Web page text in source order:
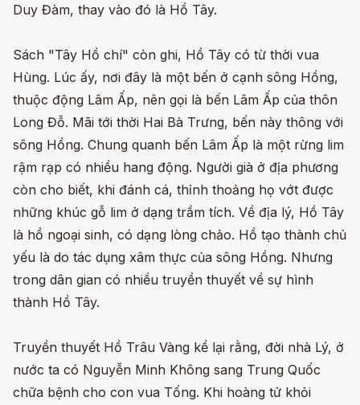
Duy Đàm, thay vào đó là Hồ Tây.
Sách "Tây Hồ chí" còn ghi, Hồ Tây có từ thời vua
Hùng. Lúc ấy, nơi đây là một bến ở cạnh sông Hồng,
thuộc động Lâm Ấp, nên gọi là bến Lâm Ấp của thôn
Long Đỗ. Mãi tới thời Hai Bà Trưng, bến này thông với
sông Hồng. Chung quanh bến Lâm Ấp là một rừng lim
rậm rạp có nhiều hang động. Người già ở địa phương
còn cho biết, khi đánh cá, thỉnh thoảng họ vớt được
những khúc gỗ lim ở dạng trầm tích. Về địa lý, Hồ Tây
là hồ ngoại sinh, có dạng lòng chảo. Hồ tạo thành chủ
yếu là do tác dụng xâm thực của sông Hồng. Nhưng
trong dân gian có nhiều truyền thuyết về sự hình
thành Hồ Tây.
Truyền thuyết Hồ Trâu Vàng kể lại rằng, đời nhà Lý, ở
nước ta có Nguyễn Minh Không sang Trung Quốc
chữa bệnh cho con vua Tống. Khi hoàng tử khỏi